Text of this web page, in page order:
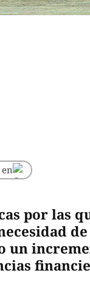
por las
un